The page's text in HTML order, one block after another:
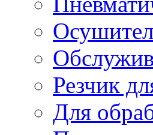
Резчик
Для